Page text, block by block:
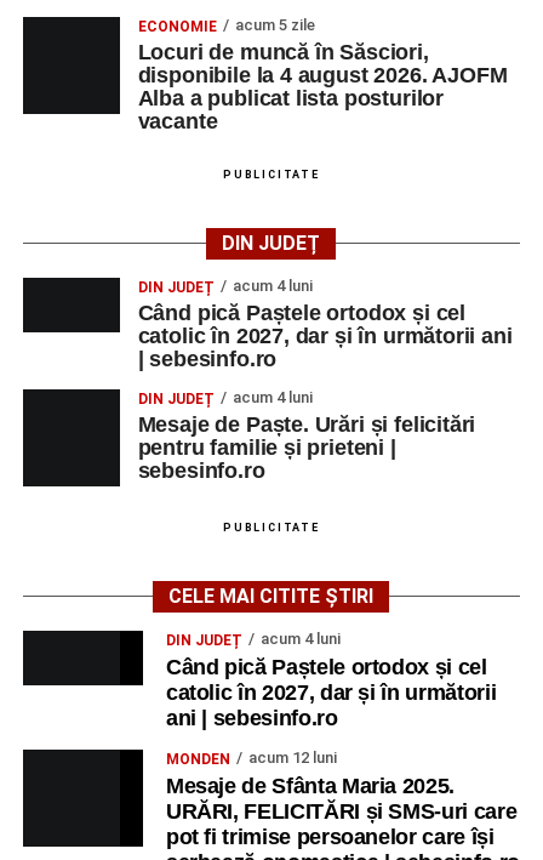
ECONOMIE acum 5 zile
Locuri de muncă în Săsciori,
disponibile la 4 august 2026. AJOFM
Alba a publicat lista posturilor
vacante
PUBLICITATE
DIN JUDEȚ
DIN JUDEȚ acum 4 luni
Când pică Paștele ortodox și cel
catolic în 2027, dar și în următorii ani
| sebesinfo.ro
DIN JUDEȚ acum 4 luni
Mesaje de Paște. Urări și felicitări
pentru familie și prieteni |
sebesinfo.ro
PUBLICITATE
CELE MAI CITITE ȘTIRI
DIN JUDEȚ acum 4 luni
Când pică Paștele ortodox și cel
catolic în 2027, dar și în următorii
ani | sebesinfo.ro
MONDEN acum 12 luni
Mesaje de Sfânta Maria 2025.
URĂRI, FELICITĂRI și SMS-uri care
pot fi trimise persoanelor care își